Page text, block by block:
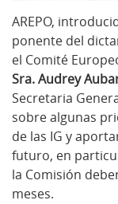
AREPO,
ponente del
el Comité
Sra. Audrey
Secretaria
sobre algunas
de las IG y
futuro, en
la Comisión
meses.